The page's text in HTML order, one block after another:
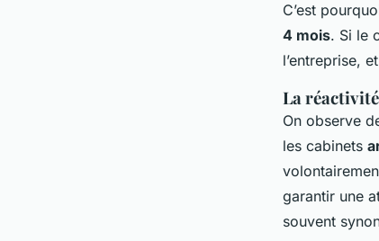
C’est
4 mois. Si le
l’entreprise,
La
On observe
les cabinets
garantir une
souvent